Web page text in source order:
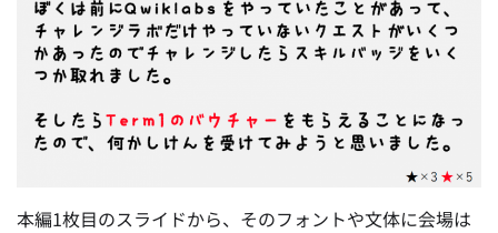
本編1枚目のスライドから、そのフォントや文体に会場は